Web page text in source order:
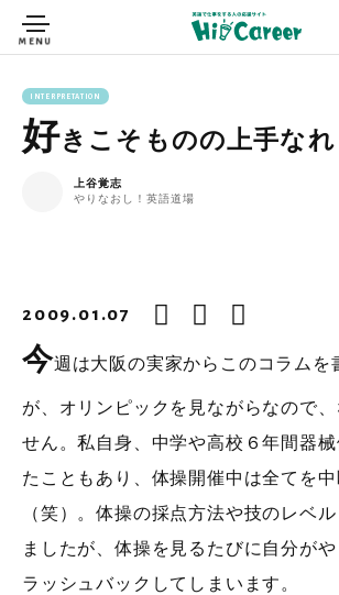
INTERPRETATION
好きこそものの上手なれ
上谷覚志
やりなおし！英語道場
2009.01.07
今週は大阪の実家からこのコラムを
が、オリンピックを見ながらなので、
せん。私自身、中学や高校６年間器
たこともあり、体操開催中は全てを
（笑）。体操の採点方法や技のレベ
ましたが、体操を見るたびに自分が
ラッシュバックしてしまいます。